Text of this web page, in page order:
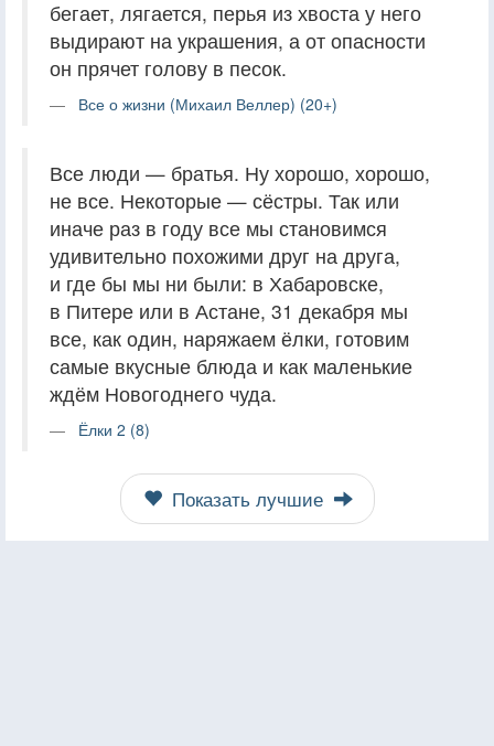
бегает, лягается, перья из хвоста у него
выдирают на украшения, а от опасности
он прячет голову в песок.
Все о жизни (Михаил Веллер) (20+)
Все люди — братья. Ну хорошо, хорошо,
не все. Некоторые — сёстры. Так или
иначе раз в году все мы становимся
удивительно похожими друг на друга,
и где бы мы ни были: в Хабаровске,
в Питере или в Астане, 31 декабря мы
все, как один, наряжаем ёлки, готовим
самые вкусные блюда и как маленькие
ждём Новогоднего чуда.
Ёлки 2 (8)
Показать лучшие